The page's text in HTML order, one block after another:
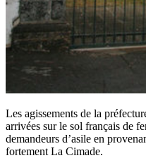
Les agissements de la
arrivées sur le sol français de
demandeurs d’asile en
fortement La Cimade.